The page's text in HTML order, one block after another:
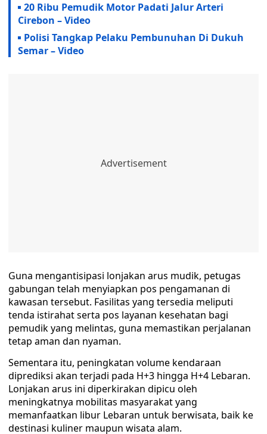
20 Ribu Pemudik Motor Padati Jalur Arteri
Cirebon – Video
Polisi Tangkap Pelaku Pembunuhan Di Dukuh
Semar – Video
Guna mengantisipasi lonjakan arus mudik, petugas
gabungan telah menyiapkan pos pengamanan di
kawasan tersebut. Fasilitas yang tersedia meliputi
tenda istirahat serta pos layanan kesehatan bagi
pemudik yang melintas, guna memastikan perjalanan
tetap aman dan nyaman.‎‎‎
Sementara itu, peningkatan volume kendaraan
diprediksi akan terjadi pada H+3 hingga H+4 Lebaran.
Lonjakan arus ini diperkirakan dipicu oleh
meningkatnya mobilitas masyarakat yang
memanfaatkan libur Lebaran untuk berwisata, baik ke
destinasi kuliner maupun wisata alam.